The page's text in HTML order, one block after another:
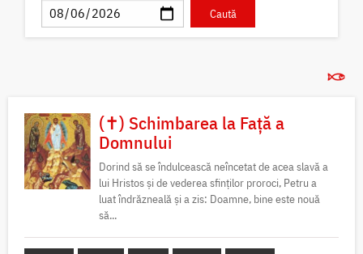
(✝) Schimbarea la Față a
Domnului
Dorind să se îndulcească neîncetat de acea slavă a
lui Hristos și de vederea sfinților proroci, Petru a
luat îndrăzneală și a zis: Doamne, bine este nouă
să...